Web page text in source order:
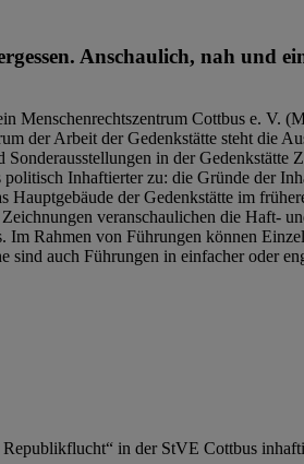
Anschaulich, nah und
Cottbus e. V.
der Arbeit der Gedenkstätte steht die
in der
Inhaftierter zu: die Gründe der
der Gedenkstätte im
veranschaulichen die Haft-
Im Rahmen von Führungen können
auch Führungen in einfacher oder
in der StVE Cottbus